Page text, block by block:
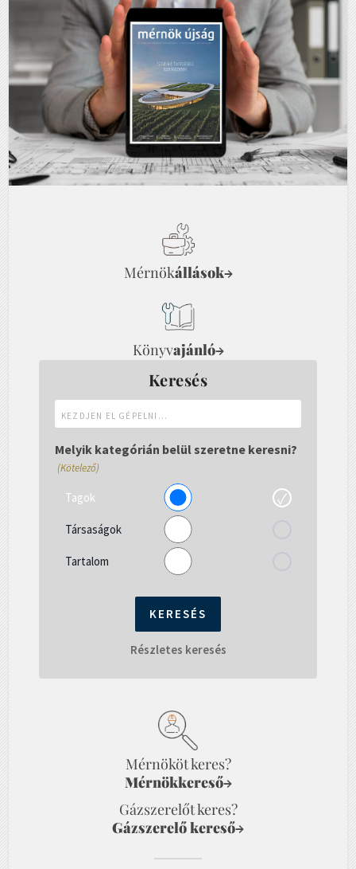
Mérnökállások→
Könyvajánló→
Keresés
el
gépelni...
Melyik kategórián belül szeretne keresni?
(Kötelező)
Tagok
Társaságok
Tartalom
Részletes keresés
Mérnököt keres?
Mérnökkereső→
Gázszerelőt keres?
Gázszerelő kereső→